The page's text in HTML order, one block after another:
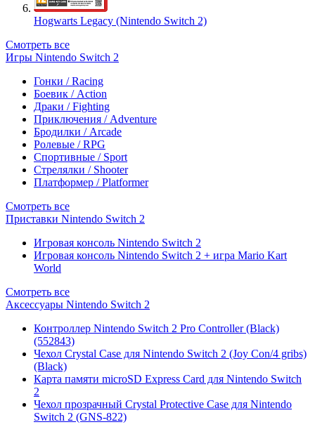
Hogwarts Legacy (Nintendo Switch 2)
Смотреть все
Игры Nintendo Switch 2
Гонки / Racing
Боевик / Action
Драки / Fighting
Приключения / Adventure
Бродилки / Arcade
Ролевые / RPG
Спортивные / Sport
Стрелялки / Shooter
Платформер / Platformer
Смотреть все
Приставки Nintendo Switch 2
Игровая консоль Nintendo Switch 2
Игровая консоль Nintendo Switch 2 + игра Mario Kart
World
Смотреть все
Аксессуары Nintendo Switch 2
Контроллер Nintendo Switch 2 Pro Controller (Black)
(552843)
Чехол Сrystal Сase для Nintendo Switch 2 (Joy Con/4 gribs)
(Black)
Карта памяти microSD Express Card для Nintendo Switch
2
Чехол прозрачный Crystal Protective Case для Nintendo
Switch 2 (GNS-822)